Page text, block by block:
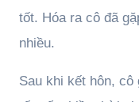
tốt. Hóa ra cô đã
nhiều.
Sau khi kết hôn, cô